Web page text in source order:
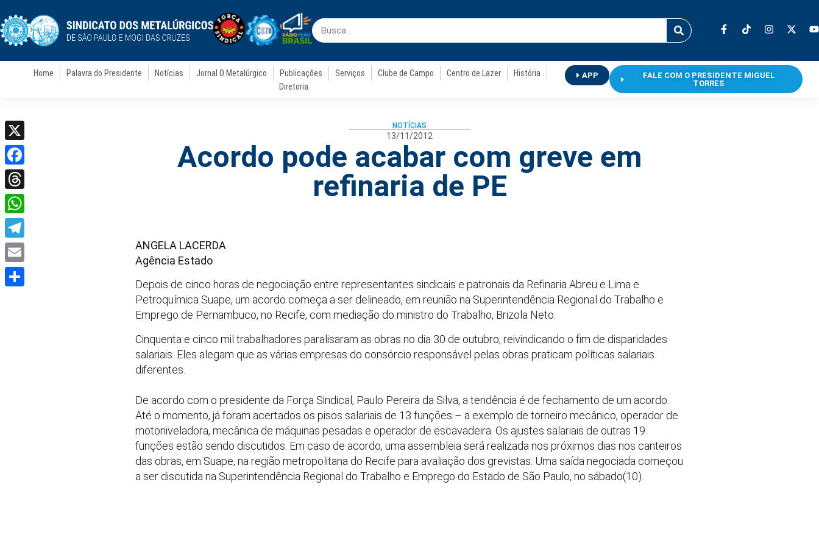
Home Palavra do Presidente Notícias Jornal O Metalúrgico Publicações Serviços Clube de Campo Centro de Lazer
História
Diretoria
APP
FALE COM O PRESIDENTE MIGUEL
TORRES
NOTÍCIAS
13/11/2012
Acordo pode acabar com greve em
refinaria de PE
ANGELA LACERDA
Agência Estado
Depois de cinco horas de negociação entre representantes sindicais e patronais da Refinaria Abreu e Lima e
Petroquímica Suape, um acordo começa a ser delineado, em reunião na Superintendência Regional do Trabalho e
Emprego de Pernambuco, no Recife, com mediação do ministro do Trabalho, Brizola Neto.
Cinquenta e cinco mil trabalhadores paralisaram as obras no dia 30 de outubro, reivindicando o fim de disparidades
salariais. Eles alegam que as várias empresas do consórcio responsável pelas obras praticam políticas salariais
diferentes.
De acordo com o presidente da Força Sindical, Paulo Pereira da Silva, a tendência é de fechamento de um acordo.
Até o momento, já foram acertados os pisos salariais de 13 funções – a exemplo de torneiro mecânico, operador de
motoniveladora, mecânica de máquinas pesadas e operador de escavadeira. Os ajustes salariais de outras 19
funções estão sendo discutidos. Em caso de acordo, uma assembleia será realizada nos próximos dias nos canteiros
das obras, em Suape, na região metropolitana do Recife para avaliação dos grevistas. Uma saída negociada começou
a ser discutida na Superintendência Regional do Trabalho e Emprego do Estado de São Paulo, no sábado(10).
X
Facebook
Threads
WhatsApp
Telegram
Email